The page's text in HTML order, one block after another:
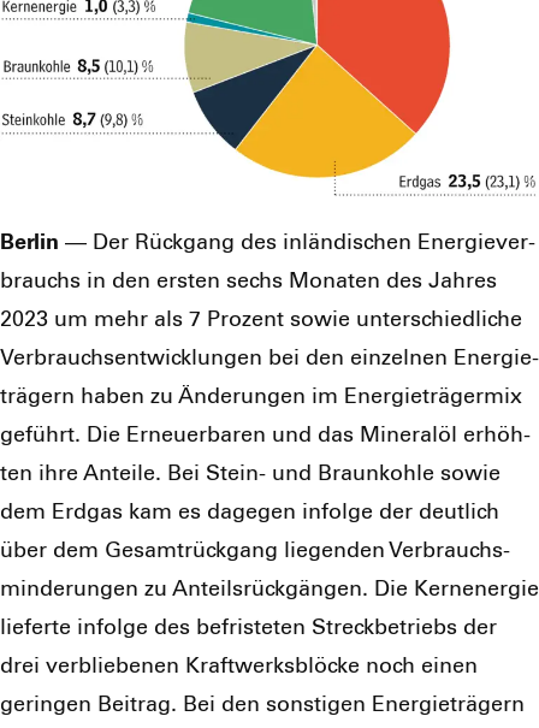
Ber­lin — Der Rück­gang des inlän­di­schen Ener­gie­ver­
brauchs in den ers­ten sechs Mona­ten des Jah­res
2023 um mehr als 7 Pro­zent sowie unter­schied­li­che
Ver­brauchs­ent­wick­lun­gen bei den ein­zel­nen Ener­gie­
trä­gern haben zu Ände­run­gen im Ener­gie­trä­ger­mix
geführt. Die Erneu­er­ba­ren und das Mine­ral­öl erhöh­
ten ihre Antei­le. Bei Stein- und Braun­koh­le sowie
dem Erd­gas kam es dage­gen infol­ge der deut­lich
über dem Gesamt­rück­gang lie­gen­den Ver­brauchs­
min­de­run­gen zu Anteils­rück­gän­gen. Die Kern­ener­gie
lie­fer­te infol­ge des befris­te­ten Streck­be­triebs der
drei ver­blie­be­nen Kraft­werks­blö­cke noch einen
gerin­gen Bei­trag. Bei den sons­ti­gen Ener­gie­trä­gern